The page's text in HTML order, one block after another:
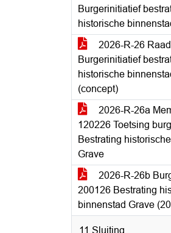
Burgerinitiatief
historische
2026-R-26
Burgerinitiatief
historische
(concept)
2026-R-26a
120226 Toetsing
Bestrating
Grave
2026-R-26b
200126 Bestrating
binnenstad Grave
11 Sluiting